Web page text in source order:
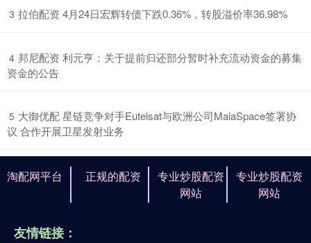
3 ​拉伯配资 4月24日宏辉转债下跌0.36%，转股溢价率36.98%
4 ​邦尼配资 利元亨：关于提前归还部分暂时补充流动资金的募集
资金的公告
5 ​大御优配 星链竞争对手Eutelsat与欧洲公司MaiaSpace签署协
议 合作开展卫星发射业务
淘配网平台 正规的配资
专业炒股配资
网站
专业炒股配资
网站
友情链接：